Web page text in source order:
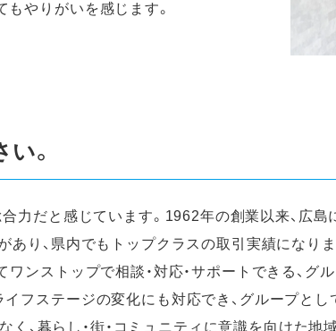
やりがいを感じます。
。
力だと感じています。1962年の創業以来、広島
り、県内でもトップクラスの取引実績になりま
ワンストップで相談・対応・サポートできる、
フステージの変化にも対応でき、グループと
く、暮らし・街・コミュニティに意識を向けた